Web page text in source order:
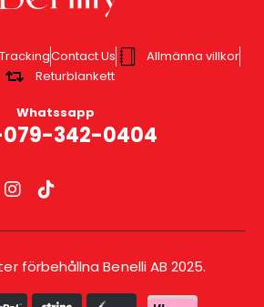
Contact Us
Allmänna villkor
Returblankett
Whatssapp
342-0404
förbehållna Benelli AB 2025.